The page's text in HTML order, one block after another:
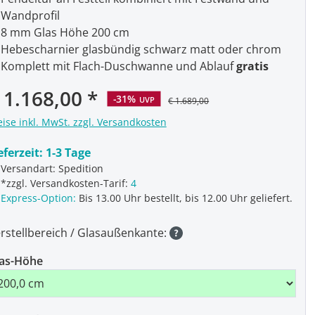
-31% UVP € 1.689,00
inkl. MwSt. zzgl. Versandkosten
1-3 Tage
Versandart: Spedition
*zzgl. Versandkosten-Tarif:4
Express-Option: Bis 13.00 Uhr bestellt, bis 12.00 Uhr geliefert.
Wandprofil
8 mm Glas Höhe 200 cm
Hebescharnier glasbündig schwarz matt oder chrom
Komplett mit Flach-Duschwanne und Ablaufgratis
/ Glasaußenkante:
Höhe